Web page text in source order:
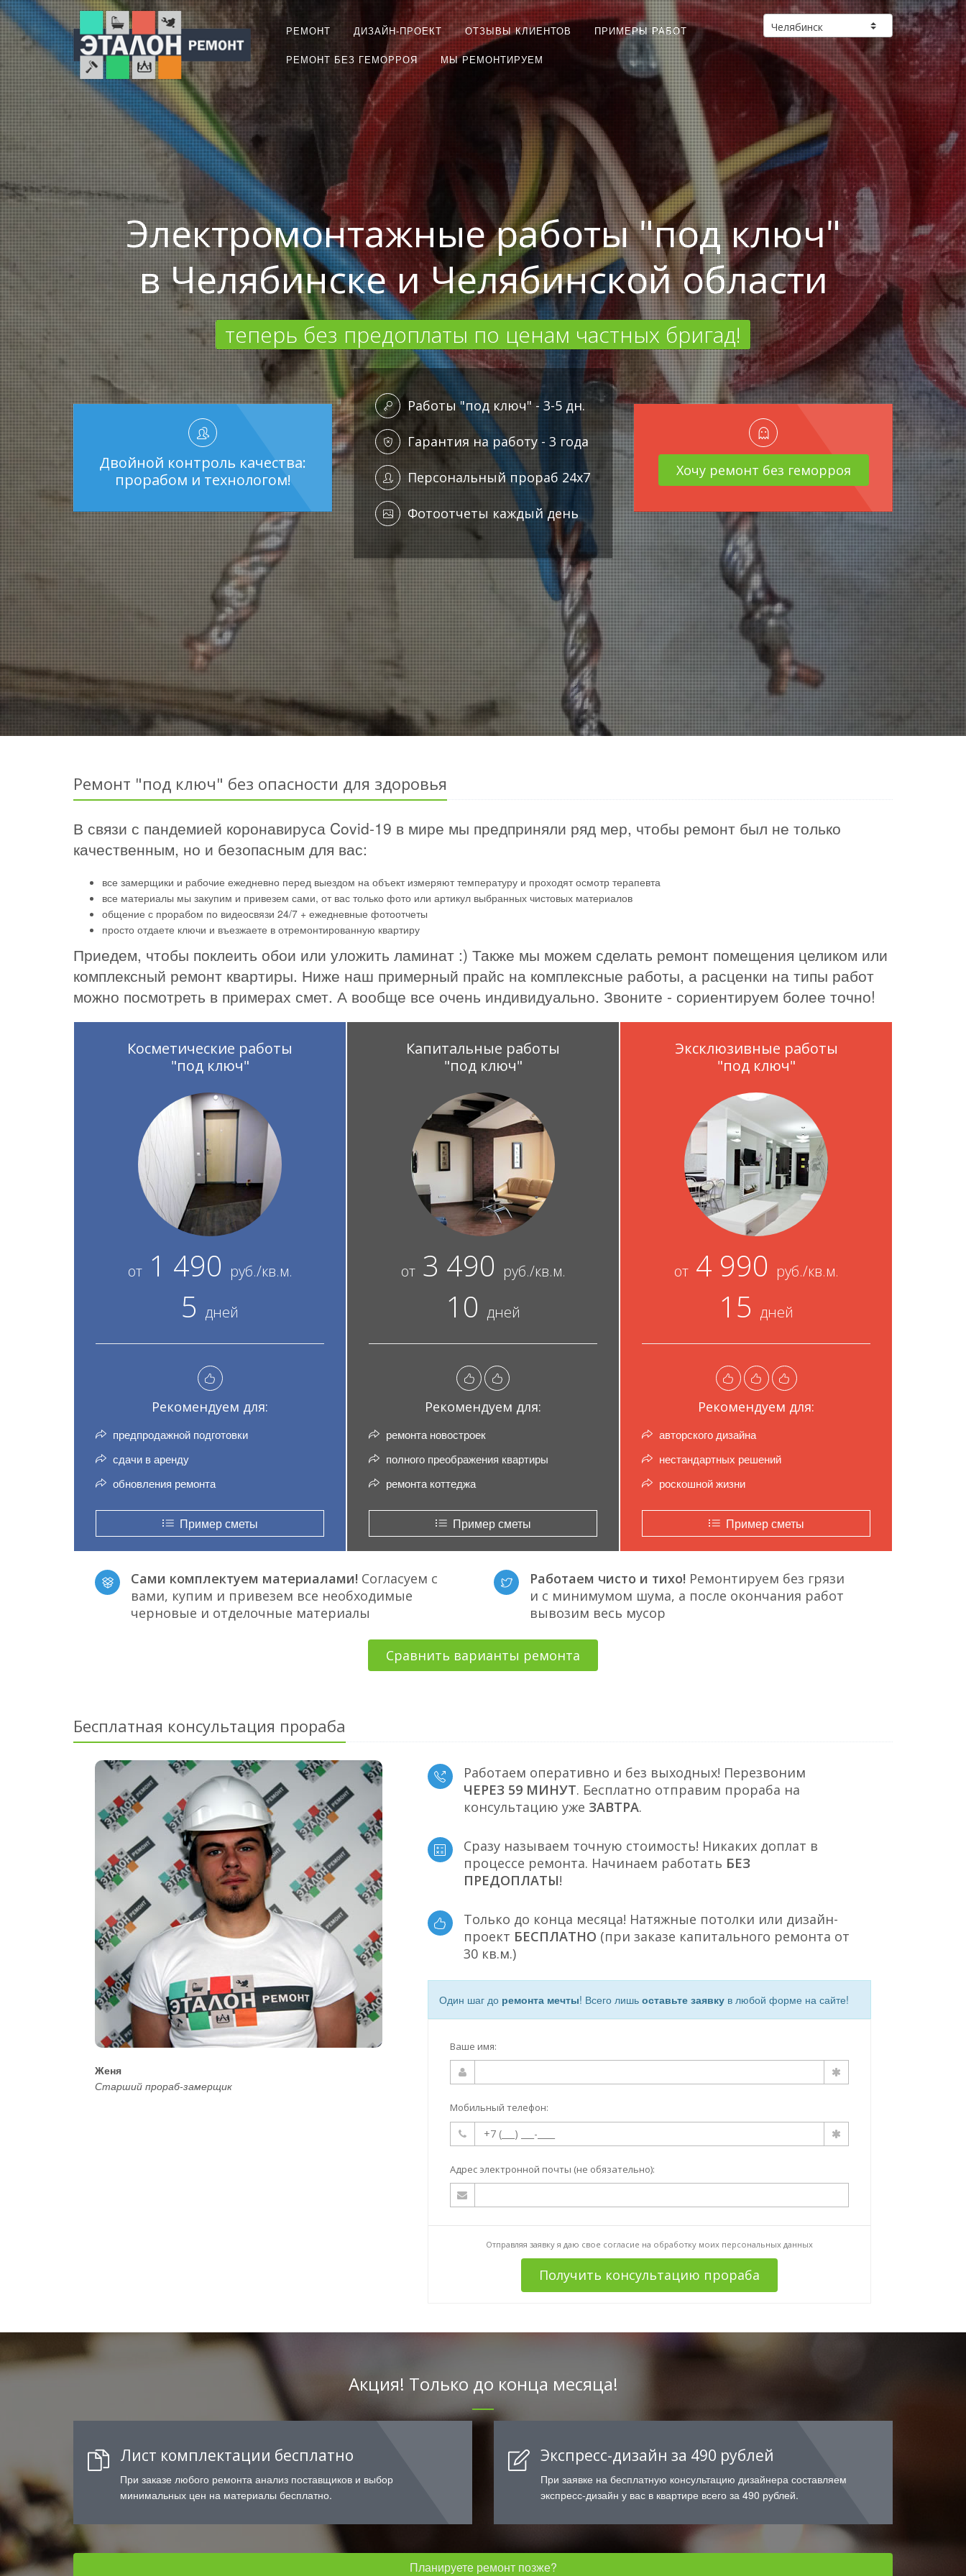
РЕМОНТ ДИЗАЙН-ПРОЕКТ ОТЗЫВЫ КЛИЕНТОВ ПРИМЕРЫ РАБОТ
РЕМОНТ БЕЗ ГЕМОРРОЯ МЫ РЕМОНТИРУЕМ
Электромонтажные работы "под ключ"
в Челябинске и Челябинской области
теперь без предоплаты по ценам частных бригад!
Двойной контроль качества:
прорабом и технологом!
Работы "под ключ" - 3-5 дн.
Гарантия на работу - 3 года
Персональный прораб 24x7
Фотоотчеты каждый день
Хочу ремонт без геморроя
Ремонт "под ключ" без опасности для здоровья
В связи с пандемией коронавируса Covid-19 в мире мы предприняли ряд мер, чтобы ремонт был не только
качественным, но и безопасным для вас:
все замерщики и рабочие ежедневно перед выездом на объект измеряют температуру и проходят осмотр терапевта
все материалы мы закупим и привезем сами, от вас только фото или артикул выбранных чистовых материалов
общение с прорабом по видеосвязи 24/7 + ежедневные фотоотчеты
просто отдаете ключи и въезжаете в отремонтированную квартиру
Приедем, чтобы поклеить обои или уложить ламинат :) Также мы можем сделать ремонт помещения целиком или
комплексный ремонт квартиры. Ниже наш примерный прайс на комплексные работы, а расценки на типы работ
можно посмотреть в примерах смет. А вообще все очень индивидуально. Звоните - сориентируем более точно!
Косметические работы
"под ключ"
от1 490 руб./кв.м.
5 дней
Рекомендуем для:
предпродажной подготовки
сдачи в аренду
обновления ремонта
Пример сметы
Капитальные работы
"под ключ"
от3 490 руб./кв.м.
10 дней
Рекомендуем для:
ремонта новостроек
полного преображения квартиры
ремонта коттеджа
Пример сметы
Эксклюзивные работы
"под ключ"
от4 990 руб./кв.м.
15 дней
Рекомендуем для:
авторского дизайна
нестандартных решений
роскошной жизни
Пример сметы
Сами комплектуем материалами! Согласуем с
вами, купим и привезем все необходимые
черновые и отделочные материалы
Работаем чисто и тихо! Ремонтируем без грязи
и с минимумом шума, а после окончания работ
вывозим весь мусор
Сравнить варианты ремонта
Бесплатная консультация прораба
Женя
Старший прораб-замерщик
Работаем оперативно и без выходных! Перезвоним
ЧЕРЕЗ 59 МИНУТ. Бесплатно отправим прораба на
консультацию уже ЗАВТРА.
Сразу называем точную стоимость! Никаких доплат в
процессе ремонта. Начинаем работать БЕЗ
ПРЕДОПЛАТЫ!
Только до конца месяца! Натяжные потолки или дизайн-
проект БЕСПЛАТНО (при заказе капитального ремонта от
30 кв.м.)
Один шаг до ремонта мечты! Всего лишь оставьте заявкув любой форме на сайте!
Ваше имя:
Мобильный телефон:
Адрес электронной почты (не обязательно):
Отправляя заявку я даю свое согласие на обработку моих персональных данных
Получить консультацию прораба
Акция! Только до конца месяца!
Лист комплектации бесплатно
При заказе любого ремонта анализ поставщиков и выбор
минимальных цен на материалы бесплатно.
Экспресс-дизайн за 490 рублей
При заявке на бесплатную консультацию дизайнера составляем
экспресс-дизайн у вас в квартире всего за 490 рублей.
Планируете ремонт позже?